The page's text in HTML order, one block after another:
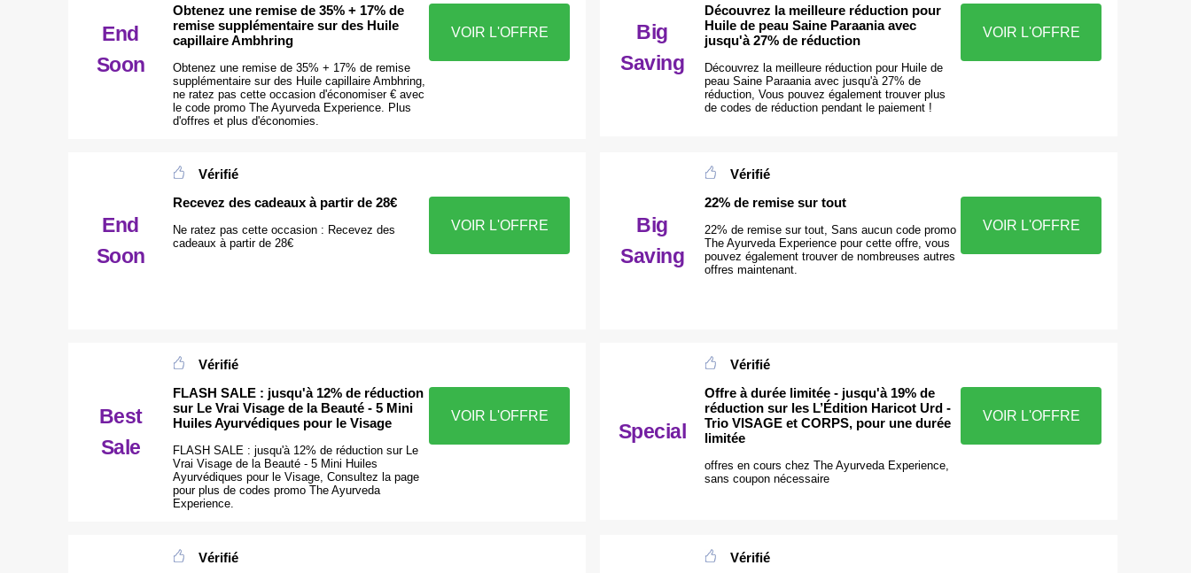
End
Soon
Obtenez une remise de 35% + 17% de
remise supplémentaire sur des Huile
capillaire Ambhring
Obtenez une remise de 35% + 17% de remise
supplémentaire sur des Huile capillaire Ambhring,
ne ratez pas cette occasion d'économiser € avec
le code promo The Ayurveda Experience. Plus
d'offres et plus d'économies.
VOIR L'OFFRE
Big
Saving
Découvrez la meilleure réduction pour
Huile de peau Saine Paraania avec
jusqu'à 27% de réduction
Découvrez la meilleure réduction pour Huile de
peau Saine Paraania avec jusqu'à 27% de
réduction, Vous pouvez également trouver plus
de codes de réduction pendant le paiement !
VOIR L'OFFRE
End
Soon
Vérifié
Recevez des cadeaux à partir de 28€
Ne ratez pas cette occasion : Recevez des
cadeaux à partir de 28€
VOIR L'OFFRE
Big
Saving
Vérifié
22% de remise sur tout
22% de remise sur tout, Sans aucun code promo
The Ayurveda Experience pour cette offre, vous
pouvez également trouver de nombreuses autres
offres maintenant.
VOIR L'OFFRE
Best
Sale
Vérifié
FLASH SALE : jusqu'à 12% de réduction
sur Le Vrai Visage de la Beauté - 5 Mini
Huiles Ayurvédiques pour le Visage
FLASH SALE : jusqu'à 12% de réduction sur Le
Vrai Visage de la Beauté - 5 Mini Huiles
Ayurvédiques pour le Visage, Consultez la page
pour plus de codes promo The Ayurveda
Experience.
VOIR L'OFFRE
Special
Vérifié
Offre à durée limitée - jusqu'à 19% de
réduction sur les L’Édition Haricot Urd -
Trio VISAGE et CORPS, pour une durée
limitée
offres en cours chez The Ayurveda Experience,
sans coupon nécessaire
VOIR L'OFFRE
Vérifié
Vérifié